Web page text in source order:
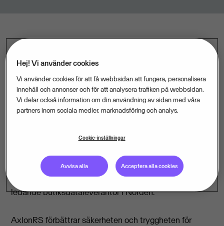
återförsäljare av kontanthanteringssystemet AxlonRS i
Norden. Visma Retail kommer aktivt att marknadsföra
och sälja AxlonRS samt ansvara för installation,
utbildning och eftermarknad.
- AxlonRS kompletterar vårt helhetserbjudande för
Thomas Nordqvist, vd för Visma Retail AB.
Samarbetsavtalet stärker ytterligare vår position som
ledande butiksdataleverantör i Norden.
AxlonRS förbättrar säkerheten och tryggheten för
Hej! Vi använder cookies
Vi använder cookies för att få webbsidan att fungera, personalisera
innehåll och annonser och för att analysera trafiken på webbsidan.
Vi delar också information om din användning av sidan med våra
partners inom sociala medier, marknadsföring och analys.
Cookie-inställningar
Avvisa alla Acceptera alla cookies